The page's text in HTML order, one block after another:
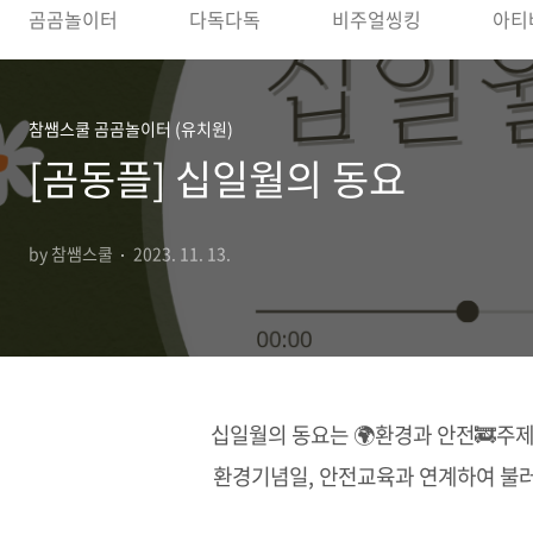
곰곰놀이터 다독다독 비주얼씽킹 아
참쌤스쿨 곰곰놀이터 (유치원)
[곰동플] 십일월의 동요
by 참쌤스쿨 2023. 11. 13.
십일월의 동요는 🌍환경과 안전🚒주
환경기념일, 안전교육과 연계하여 불